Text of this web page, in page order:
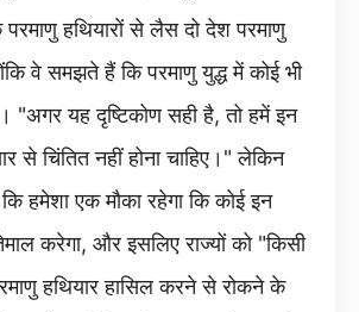
परमाणु हथियारों से लैस दो देश परमाणु
वे समझते हैं कि परमाणु युद्ध में कोई भी
"अगर यह दृष्टिकोण सही है, तो हमें इन
से चिंतित नहीं होना चाहिए।" लेकिन
हमेशा एक मौका रहेगा कि कोई इन
करेगा, और इसलिए राज्यों को "किसी
हथियार हासिल करने से रोकने के